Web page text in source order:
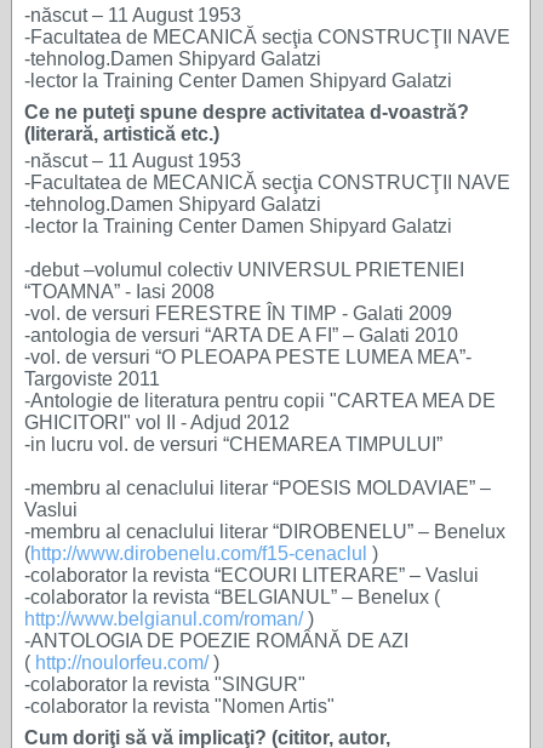
-născut – 11 August 1953
-Facultatea de MECANICĂ secţia CONSTRUCŢII NAVE
-tehnolog.Damen Shipyard Galatzi
-lector la Training Center Damen Shipyard Galatzi
Ce ne puteţi spune despre activitatea d-voastră?
(literară, artistică etc.)
-născut – 11 August 1953
-Facultatea de MECANICĂ secţia CONSTRUCŢII NAVE
-tehnolog.Damen Shipyard Galatzi
-lector la Training Center Damen Shipyard Galatzi
-debut –volumul colectiv UNIVERSUL PRIETENIEI
“TOAMNA” - Iasi 2008
-vol. de versuri FERESTRE ÎN TIMP - Galati 2009
-antologia de versuri “ARTA DE A FI” – Galati 2010
-vol. de versuri “O PLEOAPA PESTE LUMEA MEA”-
Targoviste 2011
-Antologie de literatura pentru copii "CARTEA MEA DE
GHICITORI" vol II - Adjud 2012
-in lucru vol. de versuri “CHEMAREA TIMPULUI”
-membru al cenaclului literar “POESIS MOLDAVIAE” –
Vaslui
-membru al cenaclului literar “DIROBENELU” – Benelux
(http://www.dirobenelu.com/f15-cenaclul )
-colaborator la revista “ECOURI LITERARE” – Vaslui
-colaborator la revista “BELGIANUL” – Benelux (
http://www.belgianul.com/roman/)
-ANTOLOGIA DE POEZIE ROMÂNĂ DE AZI
( http://noulorfeu.com/)
-colaborator la revista "SINGUR"
-colaborator la revista "Nomen Artis"
Cum doriţi să vă implicaţi? (cititor, autor,